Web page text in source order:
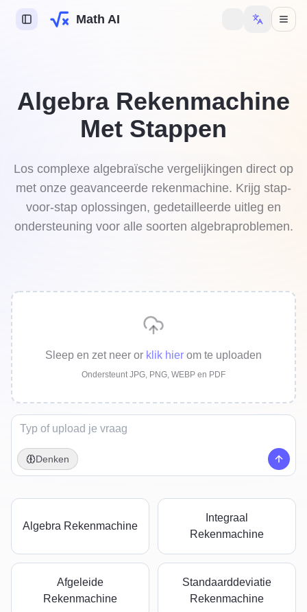
Math AI
Algebra Rekenmachine
Met Stappen
Los complexe algebraïsche vergelijkingen direct op
met onze geavanceerde rekenmachine. Krijg stap-
voor-stap oplossingen, gedetailleerde uitleg en
ondersteuning voor alle soorten algebraproblemen.
Sleep en zet neer or klik hier om te uploaden
Ondersteunt JPG, PNG, WEBP en PDF
Denken
Algebra Rekenmachine
Integraal
Rekenmachine
Afgeleide
Rekenmachine
Standaarddeviatie
Rekenmachine